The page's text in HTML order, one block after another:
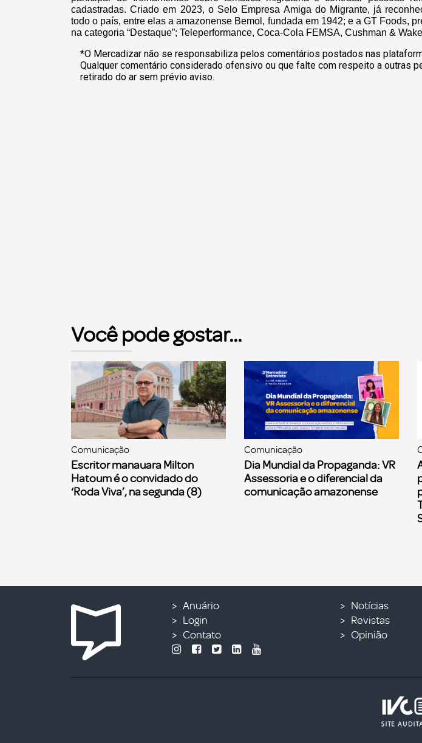
cadastradas. Criado em 2023, o Selo Empresa Amiga do Migrante, já
todo o país, entre elas a amazonense Bemol, fundada em 1942; e a GT Foods,
na categoria “Destaque”; Teleperformance, Coca-Cola FEMSA, Cushman &
*O Mercadizar não se responsabiliza pelos comentários postados nas
Qualquer comentário considerado ofensivo ou que falte com respeito a outras
retirado do ar sem prévio aviso.
Você pode gostar...
Comunicação
Escritor manauara Milton
Hatoum é o convidado do
‘Roda Viva’, na segunda (8)
Comunicação
Dia Mundial da Propaganda: VR
Assessoria e o diferencial da
comunicação amazonense
Anuário
Login
Contato
Notícias
Revistas
Opinião